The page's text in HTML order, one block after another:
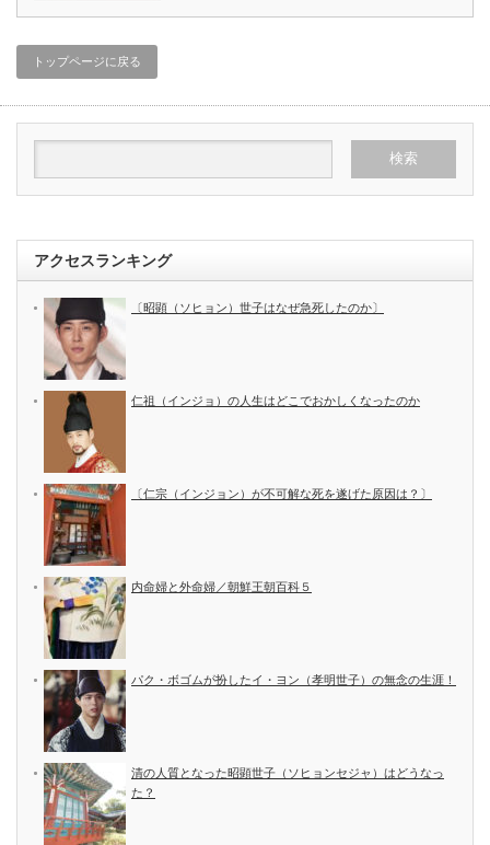
トップページに戻る
アクセスランキング
〔昭顕（ソヒョン）世子はなぜ急死したのか〕
仁祖（インジョ）の人生はどこでおかしくなったのか
〔仁宗（インジョン）が不可解な死を遂げた原因は？〕
内命婦と外命婦／朝鮮王朝百科５
パク・ボゴムが扮したイ・ヨン（孝明世子）の無念の生涯！
清の人質となった昭顕世子（ソヒョンセジャ）はどうなっ
た？